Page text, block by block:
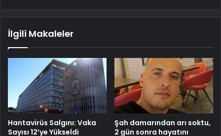
İlgili Makaleler
Hantavirüs Salgını: Vaka
Sayısı 12’ye Yükseldi
Şah damarından arı soktu,
2 gün sonra hayatını